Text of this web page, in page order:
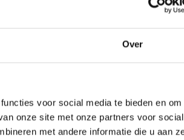
Over
voor social media te bieden en om
onze site met onze partners voor social
met andere informatie die u aan